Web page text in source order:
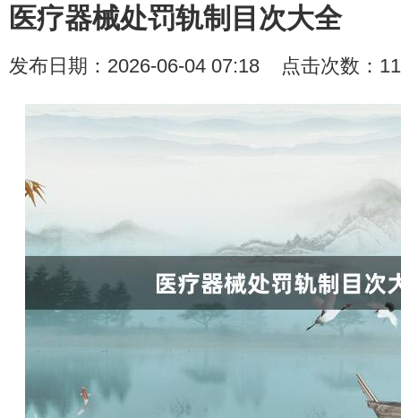
医疗器械处罚轨制目次大全
发布日期：2026-06-04 07:18 点击次数：